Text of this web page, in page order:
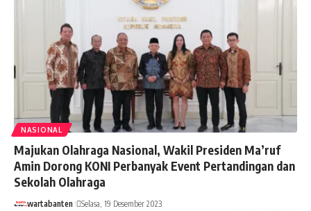
NASIONAL
Majukan Olahraga Nasional, Wakil Presiden Ma’ruf
Amin Dorong KONI Perbanyak Event Pertandingan dan
Sekolah Olahraga
wartabanten Selasa, 19 Desember 2023